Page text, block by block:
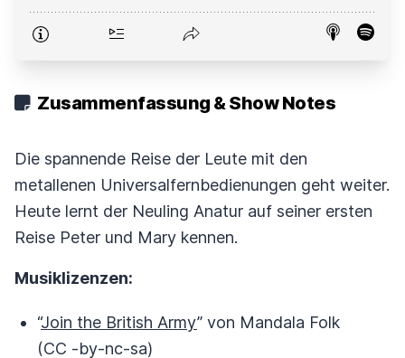
Zusammenfassung & Show Notes
Die spannende Reise der Leute mit den
metallenen Universalfernbedienungen geht weiter.
Heute lernt der Neuling Anatur auf seiner ersten
Reise Peter und Mary kennen.
Musiklizenzen:
“Join the British Army” von Mandala Folk
(CC ‑by-nc-sa)